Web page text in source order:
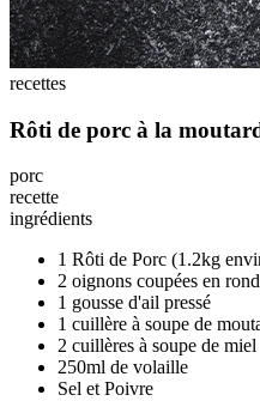
recettes
Rôti de porc à la
porc
recette
ingrédients
1 Rôti de Porc (1.2kg
2 oignons coupées en
1 gousse d'ail pressé
1 cuillère à soupe de
2 cuillères à soupe de miel
250ml de volaille
Sel et Poivre